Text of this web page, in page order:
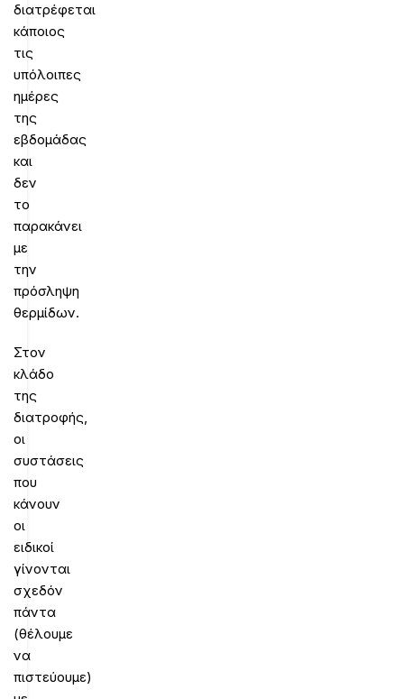
διατρέφεται
κάποιος
τις
υπόλοιπες
ημέρες
της
εβδομάδας
και
δεν
το
παρακάνει
με
την
πρόσληψη
θερμίδων.
Στον
κλάδο
της
διατροφής,
οι
συστάσεις
που
κάνουν
οι
ειδικοί
γίνονται
σχεδόν
πάντα
(θέλουμε
να
πιστεύουμε)